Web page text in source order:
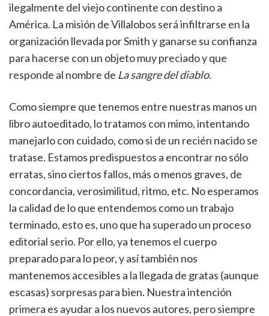
ilegalmente del viejo continente con destino a
América. La misión de Villalobos será infiltrarse en la
organización llevada por Smith y ganarse su confianza
para hacerse con un objeto muy preciado y que
responde al nombre de La sangre del diablo.
Como siempre que tenemos entre nuestras manos un
libro autoeditado, lo tratamos con mimo, intentando
manejarlo con cuidado, como si de un recién nacido se
tratase. Estamos predispuestos a encontrar no sólo
erratas, sino ciertos fallos, más o menos graves, de
concordancia, verosimilitud, ritmo, etc. No esperamos
la calidad de lo que entendemos como un trabajo
terminado, esto es, uno que ha superado un proceso
editorial serio. Por ello, ya tenemos el cuerpo
preparado para lo peor, y así también nos
mantenemos accesibles a la llegada de gratas (aunque
escasas) sorpresas para bien. Nuestra intención
primera es ayudar a los nuevos autores, pero siempre